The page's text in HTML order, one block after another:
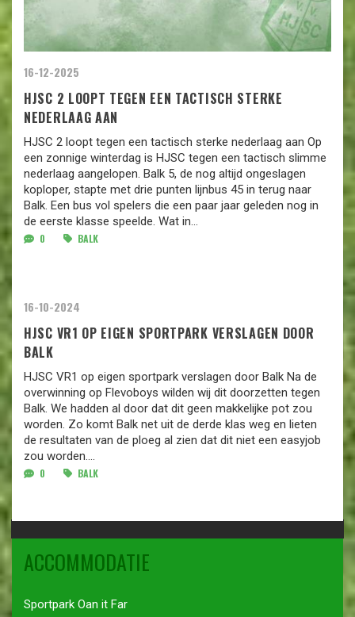
16-12-2025
HJSC 2 LOOPT TEGEN EEN TACTISCH STERKE
NEDERLAAG AAN
HJSC 2 loopt tegen een tactisch sterke nederlaag aan Op
een zonnige winterdag is HJSC tegen een tactisch slimme
nederlaag aangelopen. Balk 5, de nog altijd ongeslagen
koploper, stapte met drie punten lijnbus 45 in terug naar
Balk. Een bus vol spelers die een paar jaar geleden nog in
de eerste klasse speelde. Wat in...
0 BALK
16-10-2024
HJSC VR1 OP EIGEN SPORTPARK VERSLAGEN DOOR
BALK
HJSC VR1 op eigen sportpark verslagen door Balk Na de
overwinning op Flevoboys wilden wij dit doorzetten tegen
Balk. We hadden al door dat dit geen makkelijke pot zou
worden. Zo komt Balk net uit de derde klas weg en lieten
de resultaten van de ploeg al zien dat dit niet een easyjob
zou worden....
0 BALK
ACCOMMODATIE
Sportpark Oan it Far